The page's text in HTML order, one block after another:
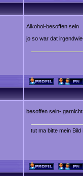
Alkohol-besoffen sein
jo so war dat
besoffen sein-
tut ma bitte mein